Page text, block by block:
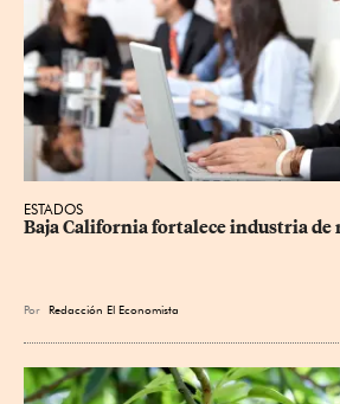
ESTADOS
Baja California fortalece industria de
Por Redacción El Economista